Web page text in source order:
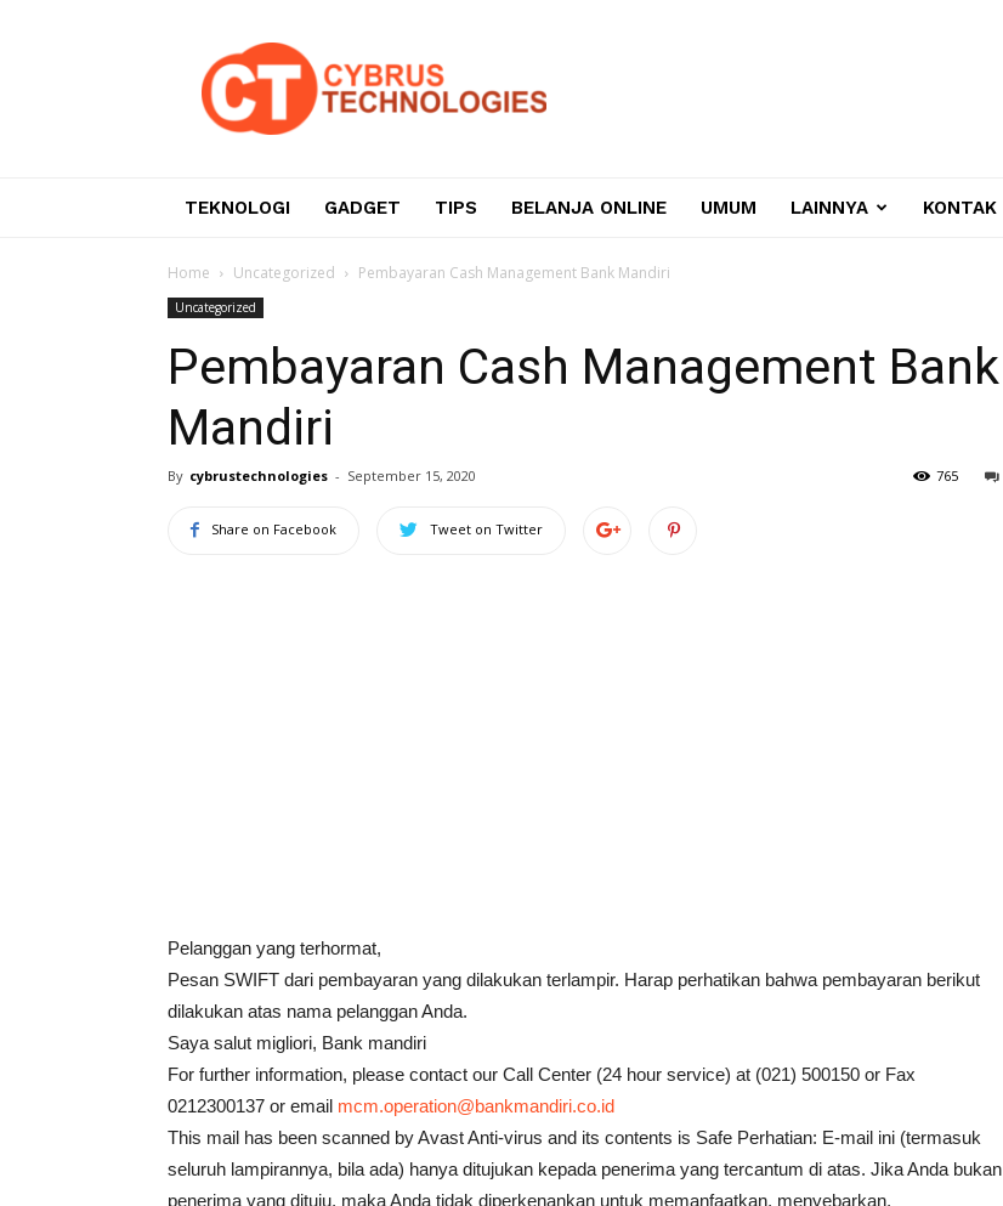
Teknologi
Informasi
dan
Komunikasi
TEKNOLOGI GADGET TIPS BELANJA ONLINE UMUM LAINNYA KONTAK
Home Uncategorized Pembayaran Cash Management Bank Mandiri
Uncategorized
Pembayaran Cash Management Bank
Mandiri
By cybrustechnologies - September 15, 2020 765
Share on Facebook Tweet on Twitter
Pelanggan yang terhormat,
Pesan SWIFT dari pembayaran yang dilakukan terlampir. Harap perhatikan bahwa pembayaran berikut
dilakukan atas nama pelanggan Anda.
Saya salut migliori, Bank mandiri
For further information, please contact our Call Center (24 hour service) at (021) 500150 or Fax
0212300137 or email mcm.operation@bankmandiri.co.id
This mail has been scanned by Avast Anti-virus and its contents is Safe Perhatian: E-mail ini (termasuk
seluruh lampirannya, bila ada) hanya ditujukan kepada penerima yang tercantum di atas. Jika Anda bukan
penerima yang dituju, maka Anda tidak diperkenankan untuk memanfaatkan, menyebarkan,